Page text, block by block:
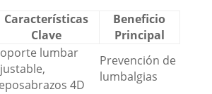
Características
Clave
Beneficio
Principal
lumbar
4D
Prevención de
lumbalgias